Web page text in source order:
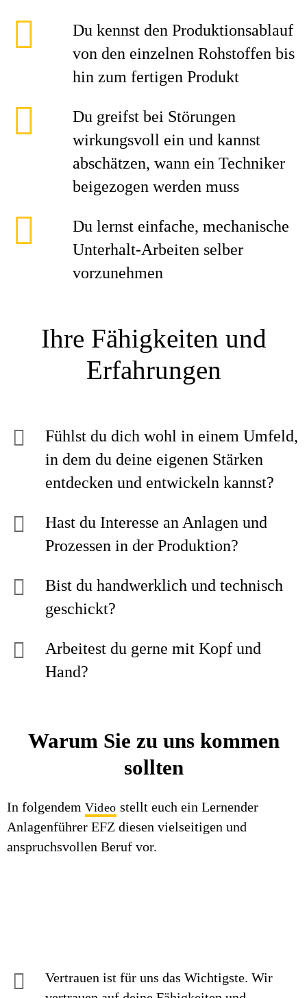
Du kennst den Produktionsablauf
von den einzelnen Rohstoffen bis
hin zum fertigen Produkt
Du greifst bei Störungen
wirkungsvoll ein und kannst
abschätzen, wann ein Techniker
beigezogen werden muss
Du lernst einfache, mechanische
Unterhalt-Arbeiten selber
vorzunehmen
Ihre Fähigkeiten und
Erfahrungen
Fühlst du dich wohl in einem Umfeld,
in dem du deine eigenen Stärken
entdecken und entwickeln kannst?
Hast du Interesse an Anlagen und
Prozessen in der Produktion?
Bist du handwerklich und technisch
geschickt?
Arbeitest du gerne mit Kopf und
Hand?
Warum Sie zu uns kommen
sollten
In folgendem Video stellt euch ein Lernender
Anlagenführer EFZ diesen vielseitigen und
anspruchsvollen Beruf vor.
Vertrauen ist für uns das Wichtigste. Wir